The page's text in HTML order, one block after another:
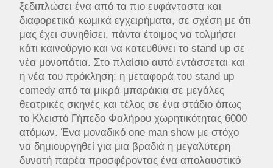
ξεδιπλώσει ένα από τα πιο ευφάνταστα και
διαφορετικά κωμικά εγχειρήματα, σε σχέση με ότι
μας έχει συνηθίσει, πάντα έτοιμος να τολμήσει
κάτι καινούργιο και να κατευθύνει το stand up σε
νέα μονοπάτια. Στο πλαίσιο αυτό εντάσσεται και
η νέα του πρόκληση: η μεταφορά του stand up
comedy από τα μικρά μπαράκια σε μεγάλες
θεατρικές σκηνές και τέλος σε ένα στάδιο όπως
το Κλειστό Γήπεδο Φαλήρου χωρητικότητας 6000
ατόμων. Ένα μοναδικό one man show με στόχο
να δημιουργηθεί για μια βραδιά η μεγαλύτερη
δυνατή παρέα προσφέροντας ένα απολαυστικό